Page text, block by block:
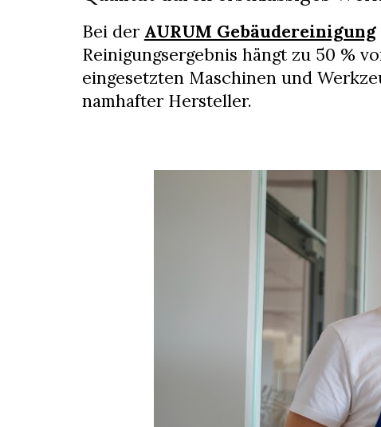
Bei der AURUM Gebäudereinigung
Reinigungsergebnis hängt zu 50 %
eingesetzten Maschinen und
namhafter Hersteller.